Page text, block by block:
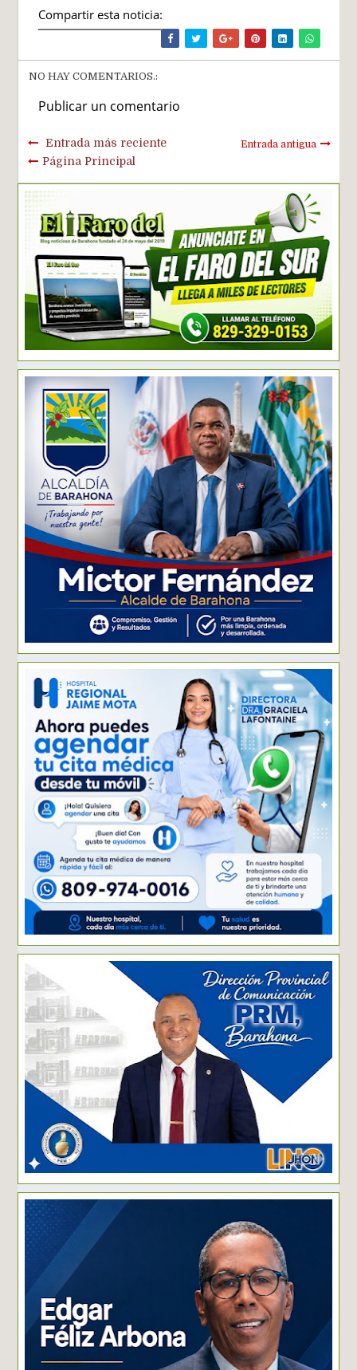
Compartir esta noticia:
NO HAY COMENTARIOS.:
Publicar un comentario
Entrada más reciente Entrada antigua
Página Principal